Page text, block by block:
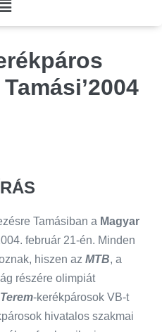
Tamásiban a Magyar
február 21-én. Minden
hiszen az MTB, a
részére olimpiát
Terem-kerékpárosok VB-t
hivatalos szakmai